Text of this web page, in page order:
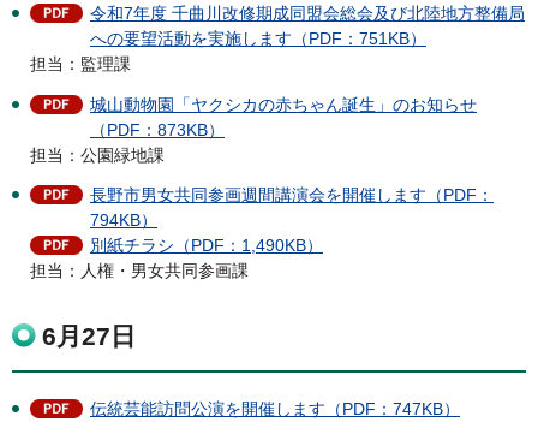
令和7年度 千曲川改修期成同盟会総会及び北陸地方整備局
への要望活動を実施します（PDF：751KB）
担当：監理課
城山動物園「ヤクシカの赤ちゃん誕生」のお知らせ
（PDF：873KB）
担当：公園緑地課
長野市男女共同参画週間講演会を開催します（PDF：
794KB）
別紙チラシ（PDF：1,490KB）
担当：人権・男女共同参画課
6月27日
伝統芸能訪問公演を開催します（PDF：747KB）